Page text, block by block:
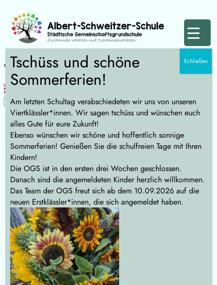
Inhalt
springen
Wählen Sie Ihre Sprache:
Hausordnung
Die Lehrerkonferenz der
Albert-Schweitzer-Schule
hat die nachfolgende
Hausordnung als Teil der
Schulordnung erarbeitet
und beschlossen, die
Schulkonferenz dieser
Fassung zugestimmt.
Tschüss und schöne
Sommerferien!
Am letzten Schultag verabschiedeten wir uns von unseren
Viertklässler*innen. Wir sagen tschüss und wünschen euch
alles Gute für eure Zukunft!
Ebenso wünschen wir schöne und hoffentlich sonnige
Sommerferien! Genießen Sie die schulfreien Tage mit Ihren
Kindern!
Die OGS ist in den ersten drei Wochen geschlossen.
Danach sind die angemeldeten Kinder herzlich willkommen.
Das Team der OGS freut sich ab dem 10.09.2026 auf die
neuen Erstklässler*innen, die sich angemeldet haben.
Schließen